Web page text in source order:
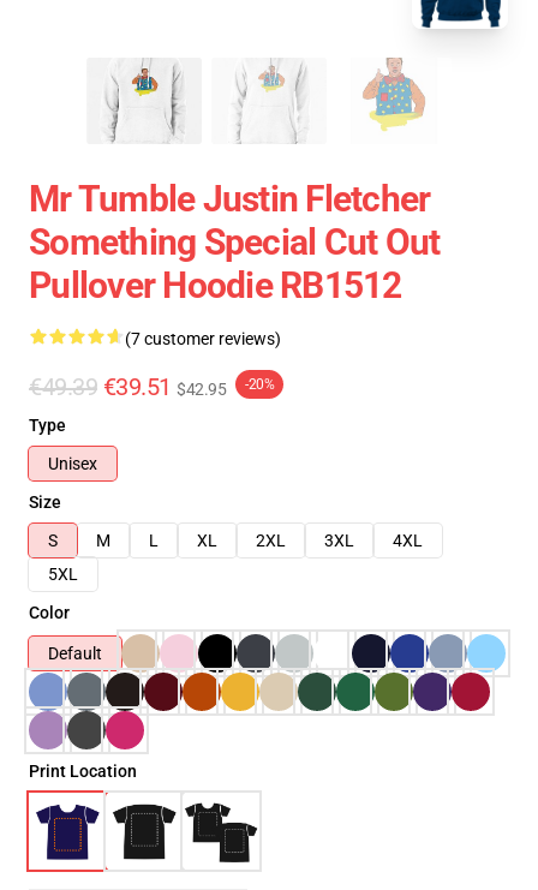
Mr Tumble Justin Fletcher
Something Special Cut Out
Pullover Hoodie RB1512
(7 customer reviews)
€49.39 €39.51 $42.95 -20%
Type
Unisex
Size
S
M L XL 2XL 3XL
4XL
5XL
Color
Default
Print Location